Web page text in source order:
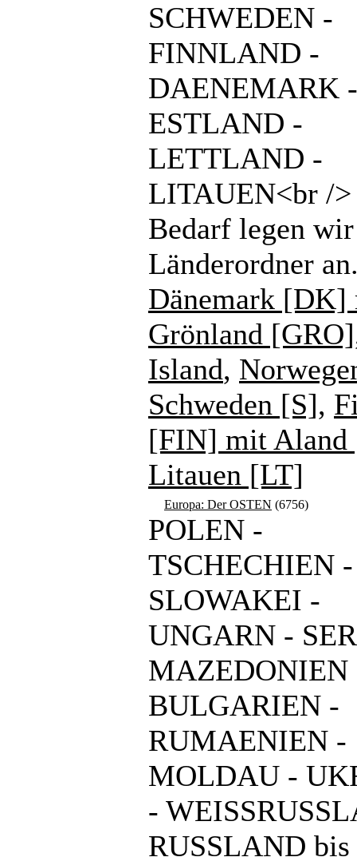
SCHWEDEN -
FINNLAND -
DAENEMARK -
ESTLAND -
LETTLAND -
LITAUEN<br /
Bedarf legen wir
Länderordner
Dänemark [DK]
Grönland [GRO]
Island,
Schweden [S],
[FIN] mit
Litauen [LT]
Europa: Der OSTEN (6756)
POLEN -
TSCHECHIEN -
SLOWAKEI -
UNGARN -
MAZEDONIEN
BULGARIEN -
RUMAENIEN -
MOLDAU -
-
RUSSLAND bis